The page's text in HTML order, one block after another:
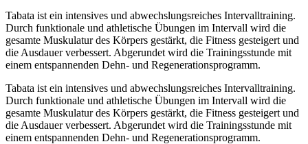
Tabata ist ein intensives und abwechslungsreiches Intervalltraining.
Durch funktionale und athletische Übungen im Intervall wird die
gesamte Muskulatur des Körpers gestärkt, die Fitness gesteigert und
die Ausdauer verbessert. Abgerundet wird die Trainingsstunde mit
einem entspannenden Dehn- und Regenerationsprogramm.
Tabata ist ein intensives und abwechslungsreiches Intervalltraining.
Durch funktionale und athletische Übungen im Intervall wird die
gesamte Muskulatur des Körpers gestärkt, die Fitness gesteigert und
die Ausdauer verbessert. Abgerundet wird die Trainingsstunde mit
einem entspannenden Dehn- und Regenerationsprogramm.